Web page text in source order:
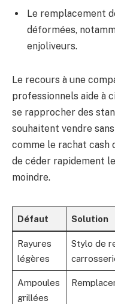
Le remplacement
déformées,
enjoliveurs.
Le recours à une
professionnels aide à
se rapprocher des
souhaitent vendre
comme le rachat
de céder rapidement
moindre.
Défaut Solution
Rayures
légères
Stylo de
Ampoules
grillées